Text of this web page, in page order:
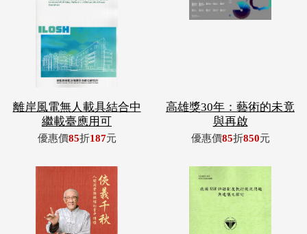
離岸風電無人載具結合中
繼載臺應用可
優惠價85折187元
高雄獎30年：藝術的未竟
與再啟
優惠價85折850元